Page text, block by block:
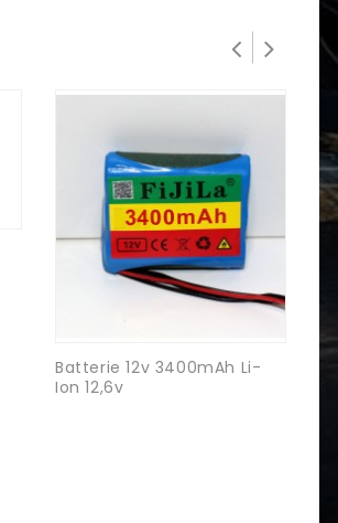
Batterie 12v 3400mAh Li-
Ion 12,6v